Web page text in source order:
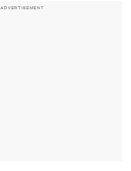
ADVERTISEMENT